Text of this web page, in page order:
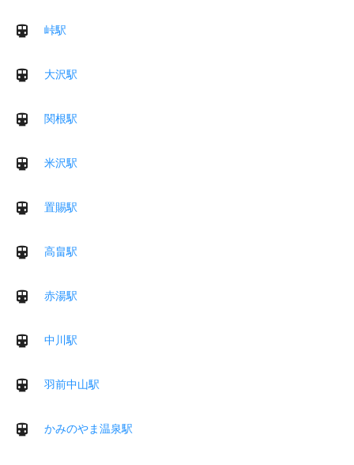
峠駅
大沢駅
関根駅
米沢駅
置賜駅
高畠駅
赤湯駅
中川駅
羽前中山駅
かみのやま温泉駅